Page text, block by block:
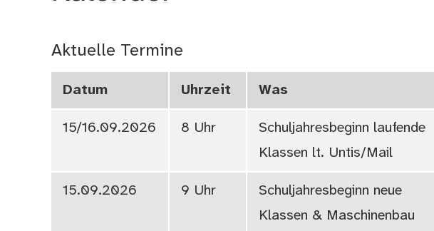
Aktuelle Termine
Datum Uhrzeit Was
15/16.09.2026 8 Uhr
Schuljahresbeginn laufende
Klassen lt. Untis/Mail
15.09.2026 9 Uhr
Schuljahresbeginn neue
Klassen & Maschinenbau